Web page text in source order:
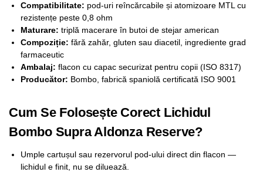
Compatibilitate: pod-uri reîncărcabile și atomizoare MTL cu
rezistențe peste 0,8 ohm
Maturare: triplă macerare în butoi de stejar american
Compoziție: fără zahăr, gluten sau diacetil, ingrediente grad
farmaceutic
Ambalaj: flacon cu capac securizat pentru copii (ISO 8317)
Producător: Bombo, fabrică spaniolă certificată ISO 9001
Cum Se Folosește Corect Lichidul
Bombo Supra Aldonza Reserve?
Umple cartușul sau rezervorul pod-ului direct din flacon —
lichidul e finit, nu se diluează.